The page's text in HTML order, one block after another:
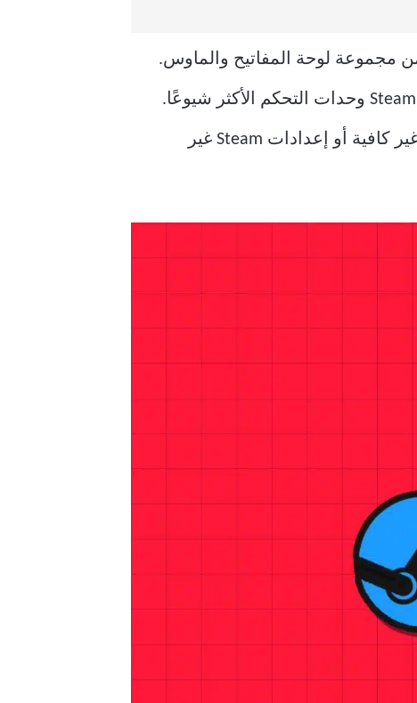
مجموعة لوحة المفاتيح والماوس.
ومع ذلك ، لا تدعم جميع التطبيقات وحدة التحكم خارج الصندوق. لحسن الحظ ، يدعم عميل Steam وحدات التحكم الأكثر شيوعًا.
غير كافية أو إعدادات Steam غير